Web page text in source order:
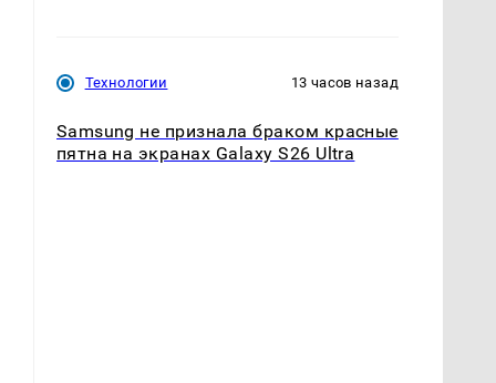
Технологии 13 часов назад
Samsung не признала браком красные
пятна на экранах Galaxy S26 Ultra